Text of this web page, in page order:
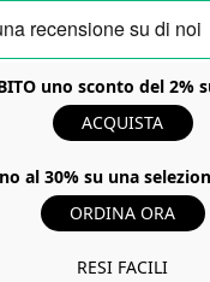
uno sconto del
ACQUISTA
al 30% su una
ORDINA ORA
RESI FACILI